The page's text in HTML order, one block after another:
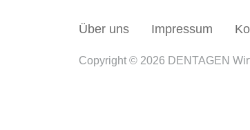
Über uns Impressum
Copyright © 2026 DENTAGEN